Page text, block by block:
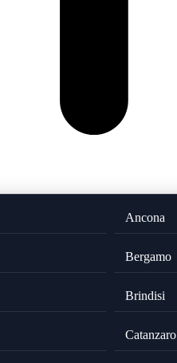
Ancona
Bergamo
Brindisi
Catanzaro